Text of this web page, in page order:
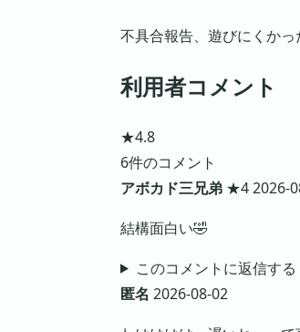
不具合報告、遊びにくかっ
利用者コメント
★4.8
6件のコメント
アボカド三兄弟 ★42026-
結構面白い🤣
このコメントに返信する
匿名 2026-08-02